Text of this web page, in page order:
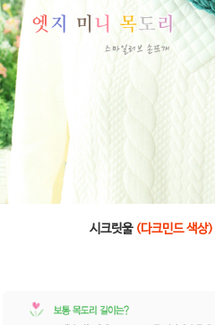
시크릿울 (다크민드 색상)